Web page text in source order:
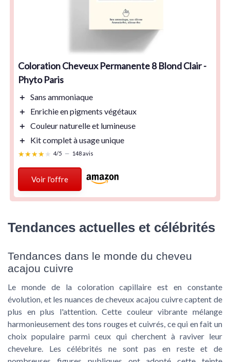
Coloration Cheveux Permanente 8 Blond Clair -
Phyto Paris
＋ Sans ammoniaque
＋
Enrichie en pigments végétaux
＋ Couleur naturelle et lumineuse
＋
Kit complet à usage unique
★★★★★
★★★★★ 4/5 — 148 avis
Voir l'offre
Tendances actuelles et célébrités
Tendances dans le monde du cheveu
acajou cuivre
Le monde de la coloration capillaire est en constante
évolution, et les nuances de cheveux acajou cuivre captent de
plus en plus l'attention. Cette couleur vibrante mélange
harmonieusement des tons rouges et cuivrés, ce qui en fait un
choix populaire parmi ceux qui cherchent à raviver leur
chevelure. Les célébrités ne sont pas en reste et de